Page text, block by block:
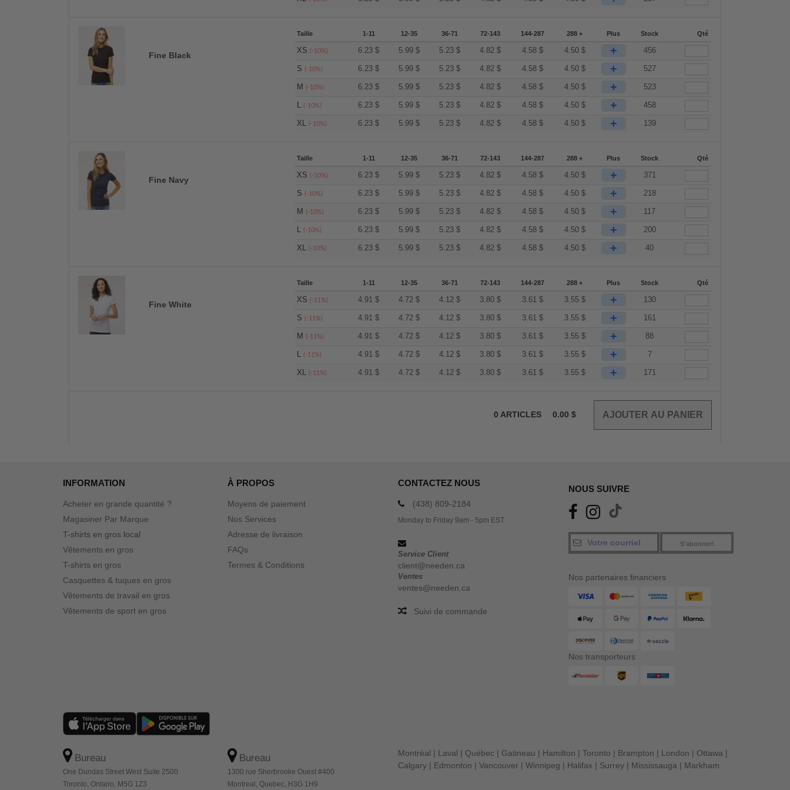
Fine Black
Taille 1-11 12-35 36-71 72-143 144-287 288 + Plus Stock Qté
XS(-10%) 6.23$ 5.99 $ 5.23 $ 4.82 $ 4.58 $ 4.50 $ + 456
S(-10%) 6.23$ 5.99 $ 5.23 $ 4.82 $ 4.58 $ 4.50 $ + 527
M(-10%) 6.23$ 5.99 $ 5.23 $ 4.82 $ 4.58 $ 4.50 $ + 523
L(-10%) 6.23$ 5.99 $ 5.23 $ 4.82 $ 4.58 $ 4.50 $ + 458
XL(-10%) 6.23$ 5.99 $ 5.23 $ 4.82 $ 4.58 $ 4.50 $ + 139
Fine Navy
Taille 1-11 12-35 36-71 72-143 144-287 288 + Plus Stock Qté
XS(-10%) 6.23$ 5.99 $ 5.23 $ 4.82 $ 4.58 $ 4.50 $ + 371
S(-10%) 6.23$ 5.99 $ 5.23 $ 4.82 $ 4.58 $ 4.50 $ + 218
M(-10%) 6.23$ 5.99 $ 5.23 $ 4.82 $ 4.58 $ 4.50 $ + 117
L(-10%) 6.23$ 5.99 $ 5.23 $ 4.82 $ 4.58 $ 4.50 $ + 200
XL(-10%) 6.23$ 5.99 $ 5.23 $ 4.82 $ 4.58 $ 4.50 $ + 40
Fine White
Taille 1-11 12-35 36-71 72-143 144-287 288 + Plus Stock Qté
XS(-11%) 4.91$ 4.72 $ 4.12 $ 3.80 $ 3.61 $ 3.55 $ + 130
S(-11%) 4.91$ 4.72 $ 4.12 $ 3.80 $ 3.61 $ 3.55 $ + 161
M(-11%) 4.91$ 4.72 $ 4.12 $ 3.80 $ 3.61 $ 3.55 $ + 88
L(-11%) 4.91$ 4.72 $ 4.12 $ 3.80 $ 3.61 $ 3.55 $ + 7
XL(-11%) 4.91$ 4.72 $ 4.12 $ 3.80 $ 3.61 $ 3.55 $ + 171
0 ARTICLES 0.00 $
INFORMATION
Acheter en grande quantité ?
Magasiner Par Marque
T-shirts en gros local
Vêtements en gros
T-shirts en gros
Casquettes & tuques en gros
Vêtements de travail en gros
Vêtements de sport en gros
À PROPOS
Moyens de paiement
Nos Services
Adresse de livraison
FAQs
Termes & Conditions
CONTACTEZ NOUS
(438) 809-2184
Monday to Friday 9am - 5pm EST
Service Client
client@needen.ca
Ventes
ventes@needen.ca
Suivi de commande
NOUS SUIVRE
S'abonner!
Nos partenaires financiers
Nos transporteurs
Bureau
One Dundas Street West Suite 2500
Toronto, Ontario, M5G 1Z3
Bureau
1300 rue Sherbrooke Ouest #400
Montreal, Quebec, H3G 1H9
Montréal | Laval | Québec | Gatineau | Hamilton | Toronto | Brampton | London | Ottawa |
Calgary | Edmonton | Vancouver | Winnipeg | Halifax | Surrey | Mississauga | Markham